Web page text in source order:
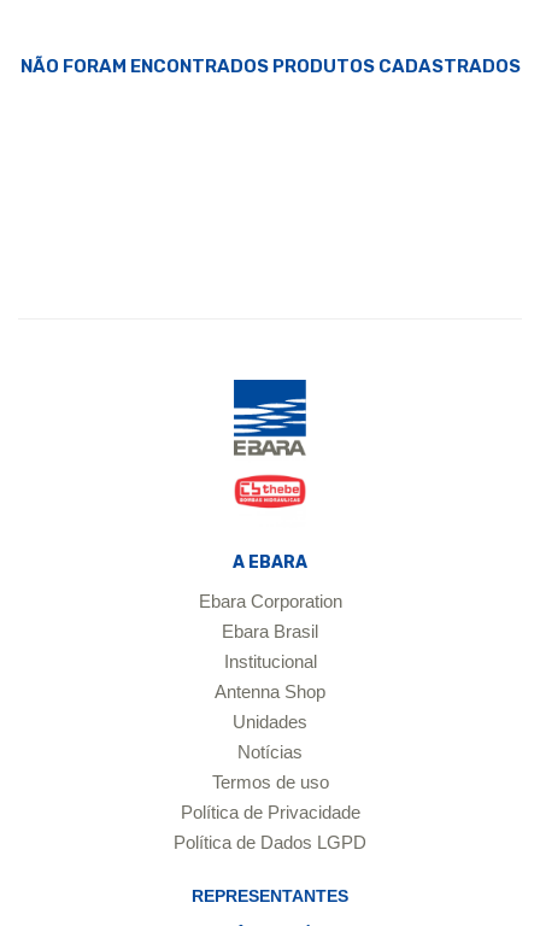
NÃO FORAM ENCONTRADOS PRODUTOS CADASTRADOS
A EBARA
Ebara Corporation
Ebara Brasil
Institucional
Antenna Shop
Unidades
Notícias
Termos de uso
Política de Privacidade
Política de Dados LGPD
REPRESENTANTES